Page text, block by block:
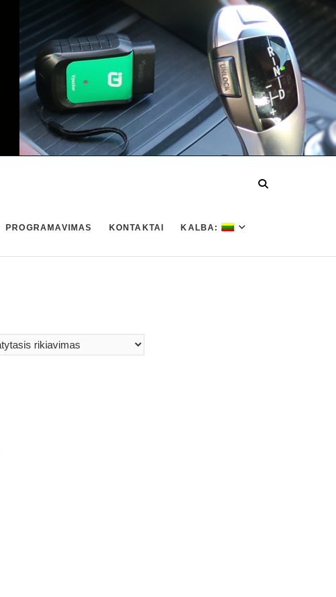
PROGRAMAVIMAS KONTAKTAI KALBA: